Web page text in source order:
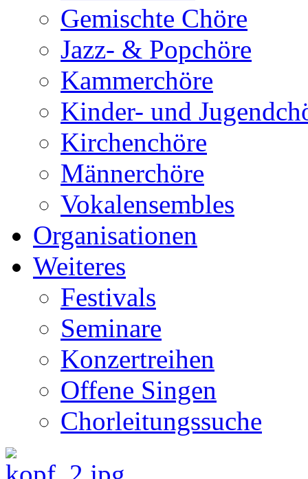
Gemischte Chöre
Jazz- & Popchöre
Kammerchöre
Kinder- und
Kirchenchöre
Männerchöre
Vokalensembles
Organisationen
Weiteres
Festivals
Seminare
Konzertreihen
Offene Singen
Chorleitungssuche